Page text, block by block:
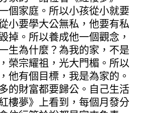
個家庭。所以小孩從小就要
小要學大公無私，他要有私
掉。所以養成他一個觀念，
生為什麼？為我的家，不是
榮宗耀祖，光大門楣。所以
他有個目標，我是為家的。
的財富都要歸公。自己生活
樓夢》上看到，每個月發分